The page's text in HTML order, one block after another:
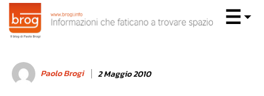
Paolo Brogi 2 Maggio 2010